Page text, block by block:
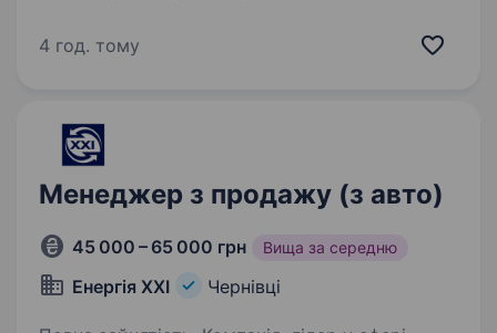
Чернівці Вимоги: бажано — досвід роботи
4 год. тому
Менеджер з продажу (з авто)
45 000 – 65 000 грн Вища за середню
Енергія XXI Чернівці